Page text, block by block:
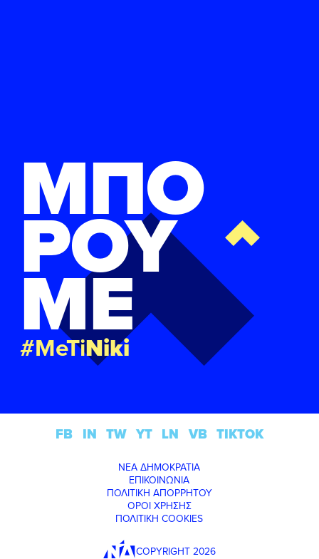
ΜΠΟ
ΡΟΥ
ΜΕ
#MeTiNiki
COPYRIGHT 2026
ΝΕΑ ΔΗΜΟΚΡΑΤΙΑ
ΕΠΙΚΟΙΝΩΝΙΑ
ΠΟΛΙΤΙΚΗ ΑΠΟΡΡΗΤΟΥ
ΟΡΟΙ ΧΡΗΣΗΣ
ΠΟΛΙΤΙΚΗ COOKIES
FB IN TW YT LN VB TIKTOK